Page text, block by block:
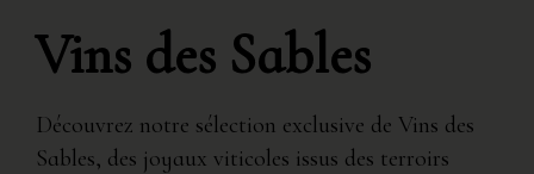
Vins des Sables
Découvrez notre sélection exclusive de Vins des
Sables, des joyaux viticoles issus des terroirs